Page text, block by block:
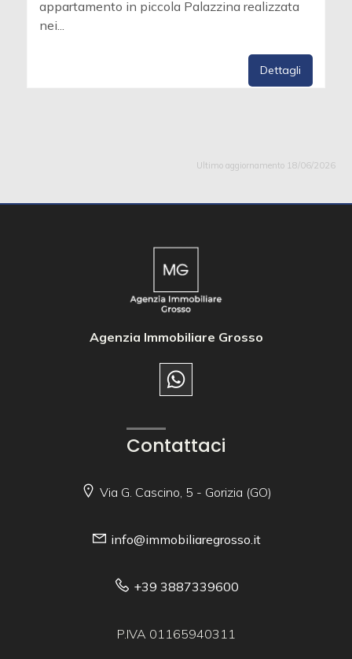
appartamento in piccola Palazzina realizzata
nei...
Dettagli
Ultimo aggiornamento 18/06/2026
Agenzia Immobiliare Grosso
Contattaci
Via G. Cascino, 5 - Gorizia (GO)
info@immobiliaregrosso.it
+39 3887339600
P.IVA 01165940311